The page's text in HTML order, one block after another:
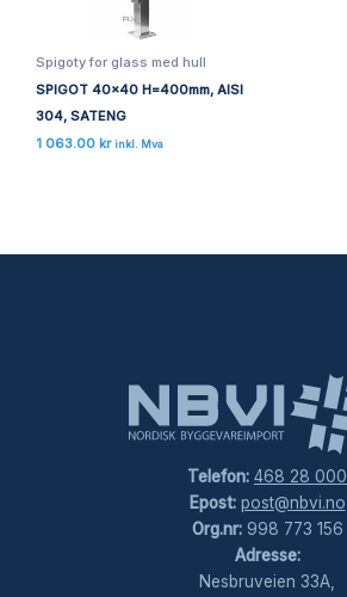
Spigoty for glass med hull
SPIGOT 40×40 H=400mm, AISI
304, SATENG
1 063.00 kr inkl. Mva
Telefon: 468 28 000
Epost: post@nbvi.no
Org.nr:998 773 156
Adresse:
Nesbruveien 33A,